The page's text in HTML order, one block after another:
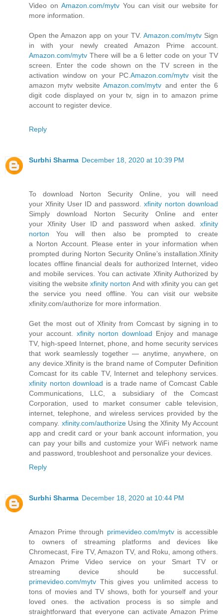
Video on Amazon.com/mytvYou can visit our website for
more information.
Open the Amazon app on your TV. Amazon.com/mytvSign
in with your newly created Amazon Prime account.
Amazon.com/mytv There will be a 6 letter code on your TV
screen. Enter the code shown on the TV screen in the
activation window on your PC. Amazon.com/mytv visit the
amazon mytv websiteAmazon.com/mytv and enter the 6
digit code displayed on your tv, sign in to amazon prime
account to register device.
Reply
Surbhi Sharma December 18, 2020 at 10:39 PM
To download Norton Security Online, you will need
your Xfinity User ID and password.xfinity norton download
Simply download Norton Security Online and enter
your Xfinity User ID and password when asked. xfinity
norton You will then also be prompted to create
a Norton Account. Please enter in your information when
prompted during Norton Security Online’s installation.Xfinity
locates offline financial deals for authorized Internet, video
and mobile services. You can activate Xfinity Authorized by
visiting the websitexfinity norton And with xfinity you can get
the service you need offline. You can visit our website
xfinity.com/authorize for more information.
Get the most out of Xfinity from Comcast by signing in to
your account. xfinity norton download Enjoy and manage
TV, high-speed Internet, phone, and home security services
that work seamlessly together — anytime, anywhere, on
any device.Xfinity is the brand name of Computer Definition
Comcast for its cable TV, Internet and telephony services.
xfinity norton download is a trade name of Comcast Cable
Communications, LLC, a subsidiary of the Comcast
Corporation, used to market consumer cable television,
internet, telephone, and wireless services provided by the
company. xfinity.com/authorizeUsing the Xfinity My Account
app and credit card or your bank account information, you
can pay your bills and customize your WiFi network name
and password, troubleshoot and personalize your devices.
Reply
Surbhi Sharma December 18, 2020 at 10:44 PM
Amazon Prime through primevideo.com/mytvis accessible
to owners of streaming platforms and devices like
Chromecast, Fire TV, Amazon TV, and Roku, among others.
Amazon Prime Video service on your Smart TV or
streaming device should be successful.
primevideo.com/mytv This gives you unlimited access to
tons of movies and TV shows, both for yourself and your
loved ones. the activation process is so simple and
straightforward that everyone can activate Amazon Prime